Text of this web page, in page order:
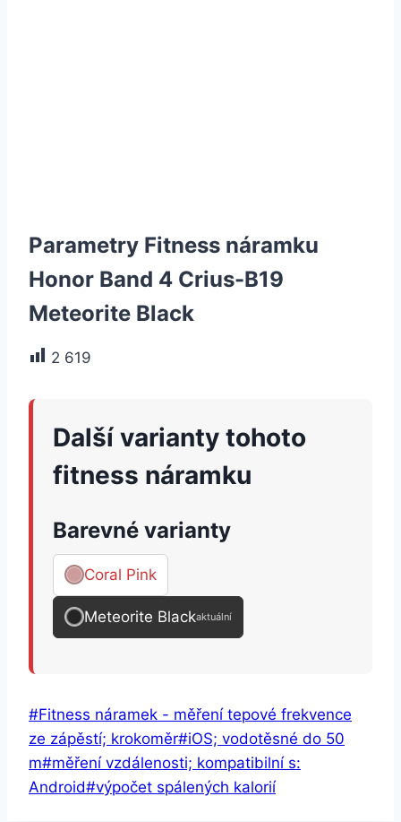
Parametry Fitness náramku
Honor Band 4 Crius-B19
Meteorite Black
2 619
Další varianty tohoto
fitness náramku
Barevné varianty
Coral Pink
Meteorite Blackaktuální
Štítky
příspěvků:
#Fitness náramek - měření tepové frekvence
ze zápěstí; krokoměr#iOS; vodotěsné do 50
m#měření vzdálenosti; kompatibilní s:
Android#výpočet spálených kalorií